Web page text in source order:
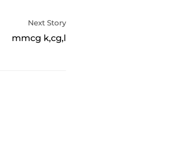
Next Story
mmcg k,cg,l